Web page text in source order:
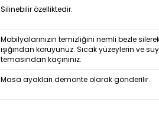
Silinebilir özelliktedir.
Mobilyalarınızın temizliğini nemli bezle
ışığından koruyunuz. Sıcak yüzeylerin ve
temasından kaçınınız.
Masa ayakları demonte olarak gönderilir.